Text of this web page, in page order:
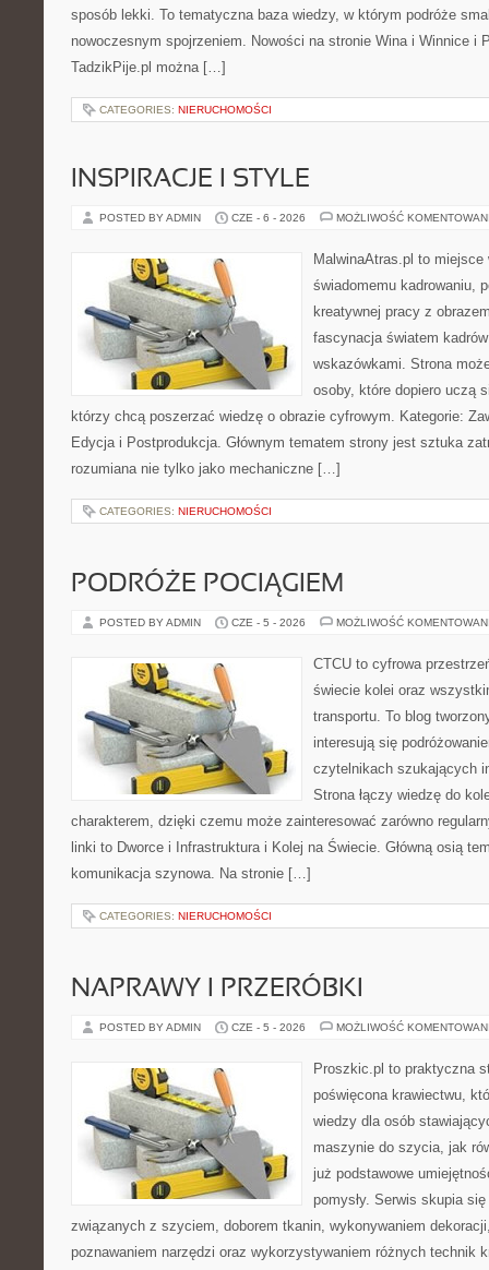
sposób lekki. To tematyczna baza wiedzy, w którym podróże
nowoczesnym spojrzeniem. Nowości na stronie Wina i Winnice i
TadzikPije.pl można […]
CATEGORIES: NIERUCHOMOŚCI
INSPIRACJE I STYLE
POSTED BY ADMIN CZE - 6 - 2026 MOŻLIWOŚĆ
MalwinaAtras.pl to
świadomemu kadrowaniu,
kreatywnej pracy z
fascynacja światem
wskazówkami. Strona
osoby, które dopiero uczą
którzy chcą poszerzać wiedzę o obrazie cyfrowym. Kategorie:
Edycja i Postprodukcja. Głównym tematem strony jest sztuka
rozumiana nie tylko jako mechaniczne […]
CATEGORIES: NIERUCHOMOŚCI
PODRÓŻE POCIĄGIEM
POSTED BY ADMIN CZE - 5 - 2026 MOŻLIWOŚĆ
CTCU to cyfrowa
świecie kolei oraz
transportu. To blog
interesują się
czytelnikach szukających
Strona łączy wiedzę do
charakterem, dzięki czemu może zainteresować zarówno
linki to Dworce i Infrastruktura i Kolej na Świecie. Główną osią
komunikacja szynowa. Na stronie […]
CATEGORIES: NIERUCHOMOŚCI
NAPRAWY I PRZERÓBKI
POSTED BY ADMIN CZE - 5 - 2026 MOŻLIWOŚĆ
Proszkic.pl to praktyczna
poświęcona krawiectwu,
wiedzy dla osób
maszynie do szycia, jak
już podstawowe
pomysły. Serwis skupia
związanych z szyciem, doborem tkanin, wykonywaniem
poznawaniem narzędzi oraz wykorzystywaniem różnych technik